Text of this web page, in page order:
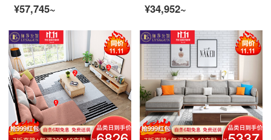
¥57,745~
¥34,952~